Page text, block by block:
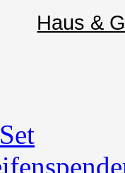
Haus &